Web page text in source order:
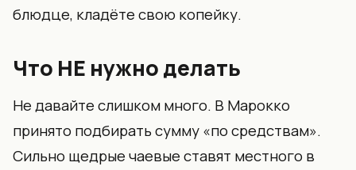
блюдце, кладёте свою копейку.
Что НЕ нужно делать
Не давайте слишком много. В Марокко
принято подбирать сумму «по средствам».
Сильно щедрые чаевые ставят местного в